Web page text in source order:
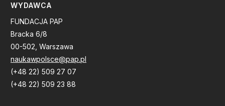
WYDAWCA
FUNDACJA PAP
Bracka 6/8
00-502, Warszawa
naukawpolsce@pap.pl
(+48 22) 509 27 07
(+48 22) 509 23 88